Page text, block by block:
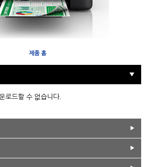
제품 홈
로드할 수 없습니다.